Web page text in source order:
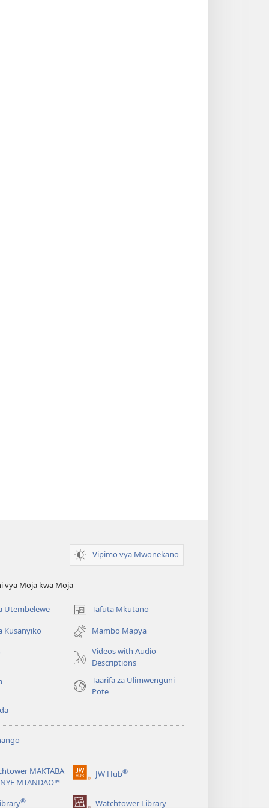
Vipimo vya Mwonekano
vya Moja kwa Moja
Utembelewe Tafuta Mkutano
(opens
new
window)
Kusanyiko
Mambo Mapya
Videos with Audio
Descriptions
Taarifa za Ulimwenguni
Pote
MAKTABA
MTANDAO™
JW Hub®
(opens
window)
® Watchtower Library